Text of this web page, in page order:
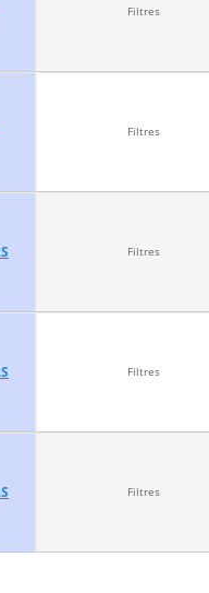
Filtres
Filtres
Filtres
Filtres
Filtres